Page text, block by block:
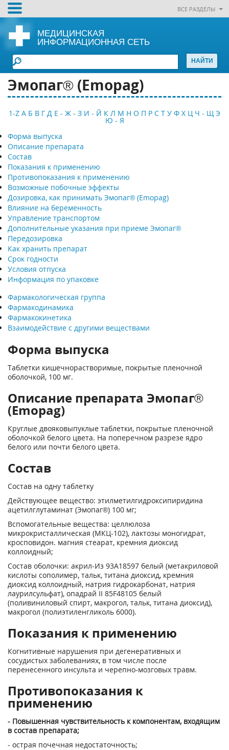
ВСЕ РАЗДЕЛЫ
МЕДИЦИНСКАЯ
ИНФОРМАЦИОННАЯ СЕТЬ
Эмопаг® (Emopag)
1-Z А Б В Г Д Е - Ж - З И - Й К Л М Н О П Р С Т У Ф Х Ц Ч - Щ Э
Ю - Я
Форма выпуска
Описание препарата
Состав
Показания к применению
Противопоказания к применению
Возможные побочные эффекты
Дозировка, как принимать Эмопаг® (Emopag)
Влияние на беременность
Управление транспортом
Дополнительные указания при приеме Эмопаг®
Передозировка
Как хранить препарат
Срок годности
Условия отпуска
Информация по упаковке
Фармакологическая группа
Фармакодинамика
Фармакокинетика
Взаимодействие с другими веществами
Форма выпуска
Таблетки кишечнорастворимые, покрытые пленочной
оболочкой, 100 мг.
Описание препарата Эмопаг®
(Emopag)
Круглые двояковыпуклые таблетки, покрытые пленочной
оболочкой белого цвета. На поперечном разрезе ядро
белого или почти белого цвета.
Состав
Состав на одну таблетку
Действующее вещество: этилметилгидроксипиридина
ацетилглутаминат (Эмопаг®) 100 мг;
Вспомогательные вещества: целлюлоза
микрокристаллическая (МКЦ-102), лактозы моногидрат,
кросповидон. магния стеарат, кремния диоксид
коллоидный;
Состав оболочки: акрил-Из 93А18597 белый (метакриловой
кислоты сополимер, тальк, титана диоксид, кремния
диоксид коллоидный, натрия гидрокарбонат, натрия
лаурилсульфат), опадрай II 85F48105 белый
(поливиниловый спирт, макрогол, тальк, титана диоксид),
макрогол (полиэтиленгликоль 6000).
Показания к применению
Когнитивные нарушения при дегенеративных и
сосудистых заболеваниях, в том числе после
перенесенного инсульта и черепно-мозговых травм.
Противопоказания к
применению
- Повышенная чувствительность к компонентам, входящим
в состав препарата;
- острая почечная недостаточность;